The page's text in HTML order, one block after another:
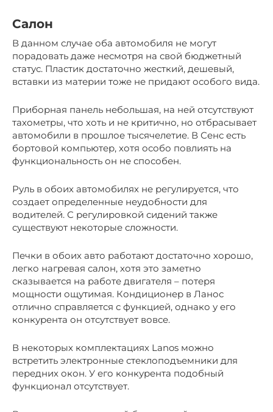
Салон
В данном случае оба автомобиля не могут
порадовать даже несмотря на свой бюджетный
статус. Пластик достаточно жесткий, дешевый,
вставки из материи тоже не придают особого вида.
Приборная панель небольшая, на ней отсутствуют
тахометры, что хоть и не критично, но отбрасывает
автомобили в прошлое тысячелетие. В Сенс есть
бортовой компьютер, хотя особо повлиять на
функциональность он не способен.
Руль в обоих автомобилях не регулируется, что
создает определенные неудобности для
водителей. С регулировкой сидений также
существуют некоторые сложности.
Печки в обоих авто работают достаточно хорошо,
легко нагревая салон, хотя это заметно
сказывается на работе двигателя – потеря
мощности ощутимая. Кондиционер в Ланос
отлично справляется с функцией, однако у его
конкурента он отсутствует вовсе.
В некоторых комплектациях Lanos можно
встретить электронные стеклоподъемники для
передних окон. У его конкурента подобный
функционал отсутствует.